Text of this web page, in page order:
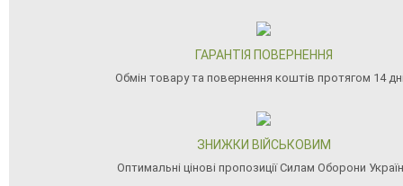
ГАРАНТІЯ ПОВЕРНЕННЯ
Обмін товару та повернення коштів протягом 14
ЗНИЖКИ ВІЙСЬКОВИМ
Оптимальні цінові пропозиції Силам Оборони